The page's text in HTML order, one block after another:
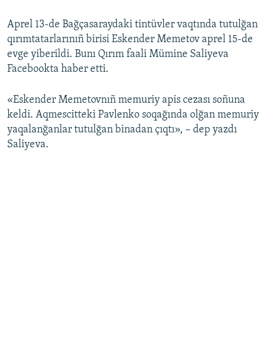
RFE/RS bütün saytları
Aprel 13-de Bağçasaraydaki tintüvler vaqtında tutulğan
qırımtatarlarınıñ birisi Eskender Memetov aprel 15-de
evge yiberildi. Bunı Qırım faali Mümine Saliyeva
Facebookta haber etti.
«Eskender Memetovnıñ memuriy apis cezası soñuna
keldi. Aqmescitteki Pavlenko soqağında olğan memuriy
yaqalanğanlar tutulğan binadan çıqtı», – dep yazdı
Saliyeva.